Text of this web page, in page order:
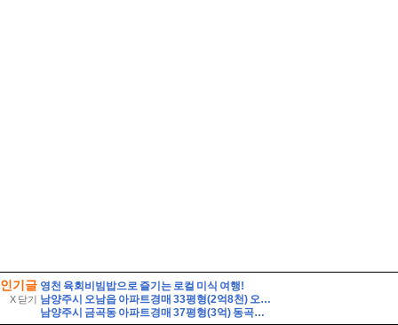
인기글
X 닫기
영천 육회비빔밥으로 즐기는 로컬 미식 여행!
남양주시 오남읍 아파트경매 33평형(2억8천) 오남체육공원인근 오남아이파크 9층 유찰1회 남양주오남아이파크아파트 부동산경매 매매
남양주시 금곡동 아파트경매 37평형(3억) 동곡초등학교인근 금곡GS 6층 유찰1회 남양주금곡지에스아파트 부동산경매 매매